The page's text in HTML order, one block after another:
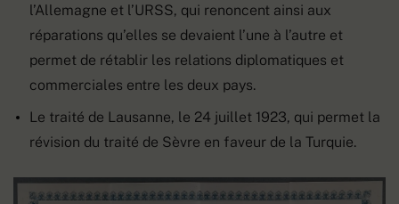
l’Allemagne et l’URSS, qui renoncent ainsi aux
réparations qu’elles se devaient l’une à l’autre et
permet de rétablir les relations diplomatiques et
commerciales entre les deux pays.
Le traité de Lausanne, le 24 juillet 1923, qui permet la
révision du traité de Sèvre en faveur de la Turquie.